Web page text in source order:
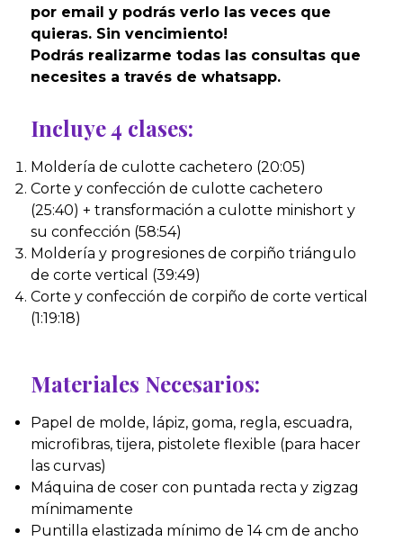
por email y podrás verlo las veces que
quieras. Sin vencimiento!
Podrás realizarme todas las consultas que
necesites a través de whatsapp.
Incluye 4 clases:
Moldería de culotte cachetero (20:05)
Corte y confección de culotte cachetero
(25:40) + transformación a culotte minishort y
su confección (58:54)
Moldería y progresiones de corpiño triángulo
de corte vertical (39:49)
Corte y confección de corpiño de corte vertical
(1:19:18)
Materiales Necesarios:
Papel de molde, lápiz, goma, regla, escuadra,
microfibras, tijera, pistolete flexible (para hacer
las curvas)
Máquina de coser con puntada recta y zigzag
mínimamente
Puntilla elastizada mínimo de 14 cm de ancho